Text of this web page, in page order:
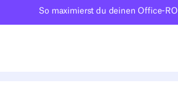
So maximierst du deinen Office-ROI